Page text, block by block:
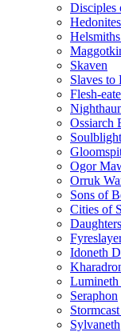
Disciples
Skaven
Slaves to
Flesh-
Ossiarch
Ogor
Orruk
Sons of
Cities of
Idoneth
Lumineth
Seraphon
Sylvaneth